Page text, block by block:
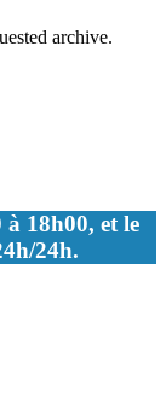
archive.
18h00, et le
24h.